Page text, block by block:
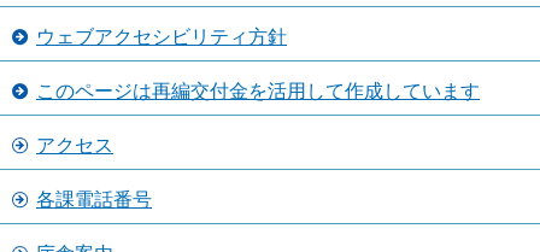
ウェブアクセシビリティ方針
このページは再編交付金を活用して作成しています
アクセス
各課電話番号